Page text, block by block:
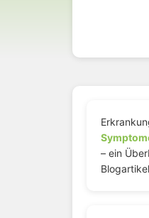
– ein